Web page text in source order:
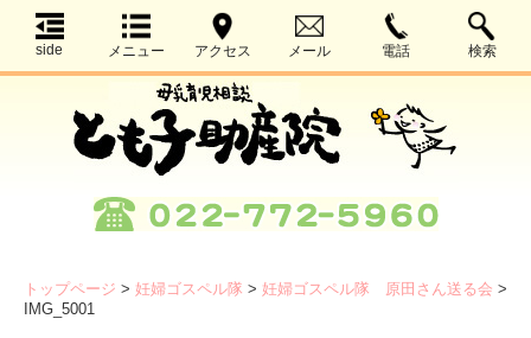
side メニュー アクセス メール 電話 検索
トップページ > 妊婦ゴスペル隊 > 妊婦ゴスペル隊 原田さん送る会 >
IMG_5001